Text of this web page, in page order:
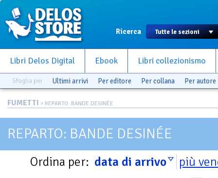
Ricerca
Libri Delos Digital Ebook Libri collezionismo
Sfoglia per Ultimi arrivi Per editore Per collana Per autore
FUMETTI > REPARTO: BANDE DESINÉE
REPARTO: BANDE DESINÉE
Ordina per: data di arrivo più